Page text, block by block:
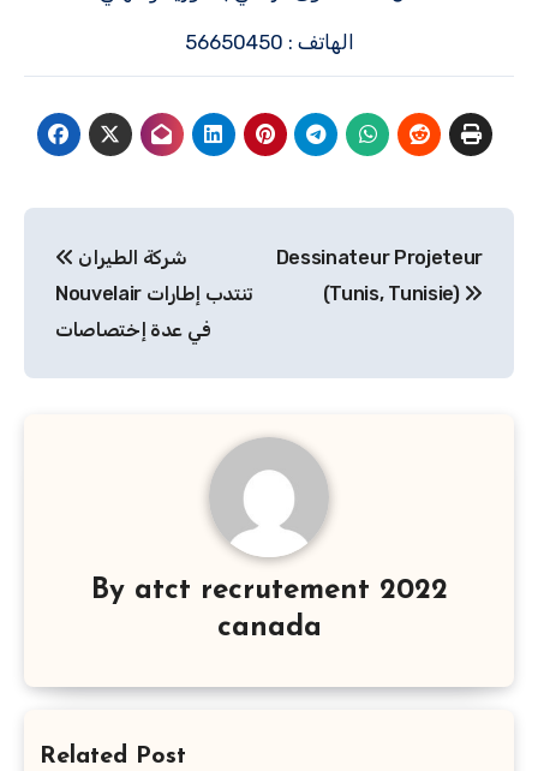
الهاتف : 56650450
de
l’article
Nouvelair تنتدب إطارات
في عدة إختصاصات
Dessinateur Projeteur
(Tunis, Tunisie)
By atct recrutement 2022
canada
Related Post